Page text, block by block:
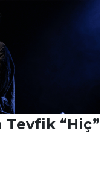
Tevfik “Hiç”